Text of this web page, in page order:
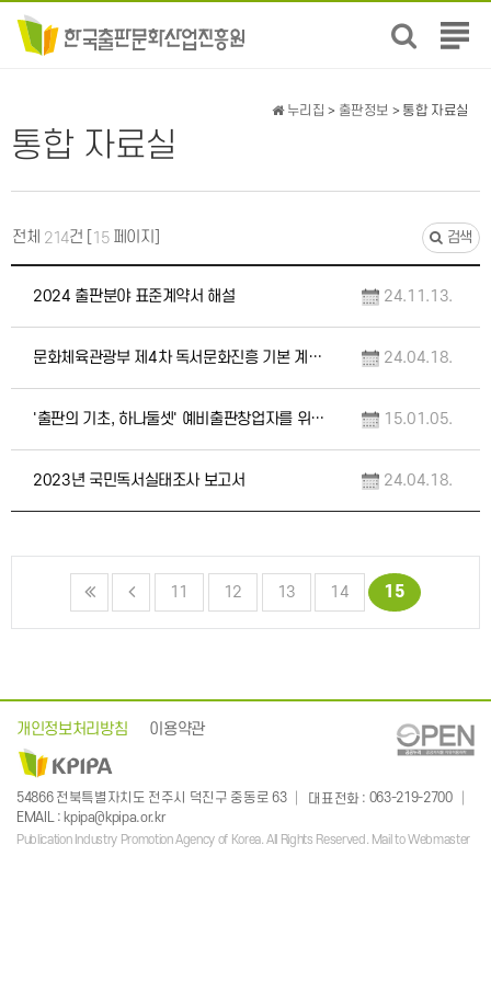
전
뉴
통합 자료실
누리집 > 출판정보 > 통합 자료실
전체 214건 [ 15페이지] 검색
2024 출판분야 표준계약서 해설 24.11.13.
문화체육관광부 제4차 독서문화진흥 기본 계획(2024~2028) 24.04.18.
'출판의 기초, 하나둘셋' 예비출판창업자를 위한 상담사례집 15.01.05.
2023년 국민독서실태조사 보고서 24.04.18.
11 12 13 14 15
개인정보처리방침 이용약관
54866 전북특별자치도 전주시 덕진구 중동로 63 대표전화: 063-219-2700
EMAIL
: kpipa@kpipa.or.kr
Publication Industry Promotion Agency of Korea. All Rights Reserved. Mail to Webmaster